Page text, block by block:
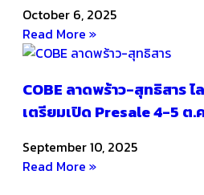
October 6, 2025
Read More »
COBE ลาดพร้าว-สุทธิสาร
เตรียมเปิด Presale 4-5 ต.
September 10, 2025
Read More »